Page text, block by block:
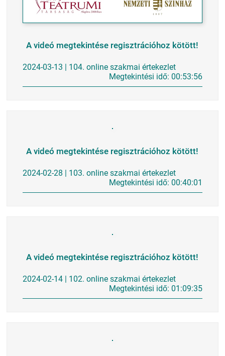
A videó megtekintése regisztrációhoz kötött!
2024-03-13 | 104. online szakmai értekezlet
Megtekintési idő: 00:53:56
A videó megtekintése regisztrációhoz kötött!
2024-02-28 | 103. online szakmai értekezlet
Megtekintési idő: 00:40:01
A videó megtekintése regisztrációhoz kötött!
2024-02-14 | 102. online szakmai értekezlet
Megtekintési idő: 01:09:35